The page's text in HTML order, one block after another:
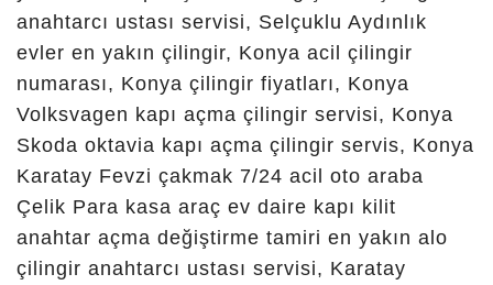
konya
ihsaniye
çilingir,